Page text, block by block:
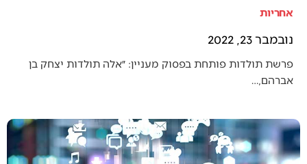
אחריות
נובמבר 23, 2022
פרשת תולדות פותחת בפסוק מעניין: ״אלה תולדות יצחק בן
אברהם,…